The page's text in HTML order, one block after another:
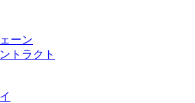
ーン
トラクト